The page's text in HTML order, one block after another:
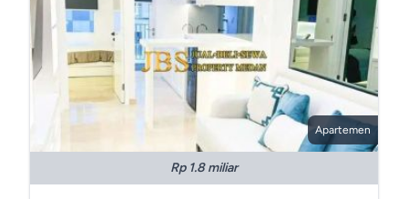
Apartemen
Rp 1.8 miliar